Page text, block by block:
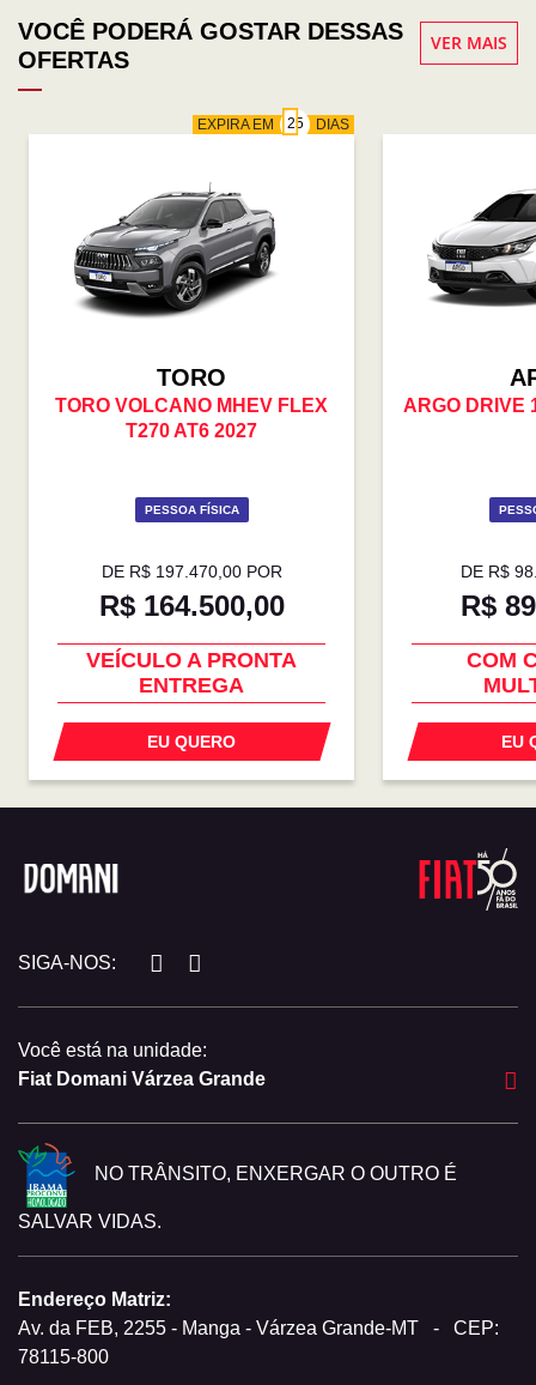
VOCÊ PODERÁ GOSTAR DESSAS
OFERTAS
VER MAIS
EXPIRA EM DIAS
TORO
TORO VOLCANO MHEV FLEX
T270 AT6 2027
PESSOA FÍSICA
DE R$ 197.470,00 POR
R$ 164.500,00
VEÍCULO A PRONTA
ENTREGA
COM USADO NA TROCA
EU QUERO
ARGO DRIVE
DE R$
R$
COM
EU
SIGA-NOS:
Você está na unidade:
Fiat Domani Várzea Grande
NO TRÂNSITO, ENXERGAR O OUTRO É
SALVAR VIDAS.
Endereço Matriz:
Av. da FEB, 2255 - Manga - Várzea Grande-MT
-
CEP:
78115-800